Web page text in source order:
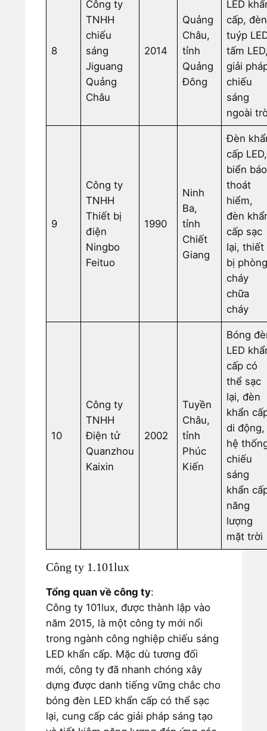
8
Công ty
TNHH
chiếu
sáng
Jiguang
Quảng
Châu
2014
Quảng
Châu,
tỉnh
Quảng
Đông
LED
cấp, đèn
tuýp
tấm
giải
chiếu
sáng
ngoài
9
Công ty
TNHH
Thiết bị
điện
Ningbo
Feituo
1990
Ninh
Ba,
tỉnh
Chiết
Giang
Đèn
cấp LED,
biển báo
thoát
hiểm,
đèn
cấp sạc
lại, thiết
bị
cháy
chữa
cháy
10
Công ty
TNHH
Điện tử
Quanzhou
Kaixin
2002
Tuyền
Châu,
tỉnh
Phúc
Kiến
Bóng
LED
cấp có
thể sạc
lại, đèn
khẩn
di động,
hệ
chiếu
sáng
khẩn
năng
lượng
mặt trời
Công ty 1.101lux
Tổng quan về công ty:
Công ty 101lux, được thành lập vào
năm 2015, là một công ty mới nổi
trong ngành công nghiệp chiếu sáng
LED khẩn cấp. Mặc dù tương đối
mới, công ty đã nhanh chóng xây
dựng được danh tiếng vững chắc cho
bóng đèn LED khẩn cấp có thể sạc
lại, cung cấp các giải pháp sáng tạo